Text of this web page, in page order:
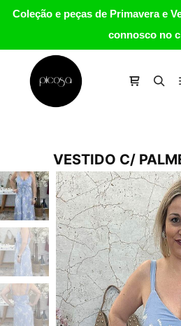
Coleção e peças de Primavera e
connosco no
VESTIDO C/